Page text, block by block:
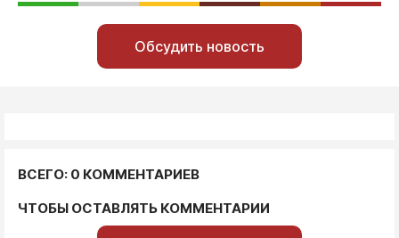
Обсудить новость
ВСЕГО: 0 КОММЕНТАРИЕВ
ЧТОБЫ ОСТАВЛЯТЬ КОММЕНТАРИИ